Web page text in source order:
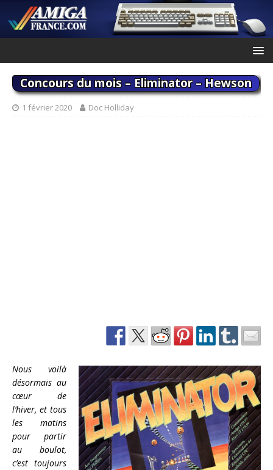
Concours du mois – Eliminator – Hewson
1 février 2020 Doc Holliday
Nous voilà
désormais au
cœur de
l’hiver, et tous
les matins
pour partir
au boulot,
c’est toujours